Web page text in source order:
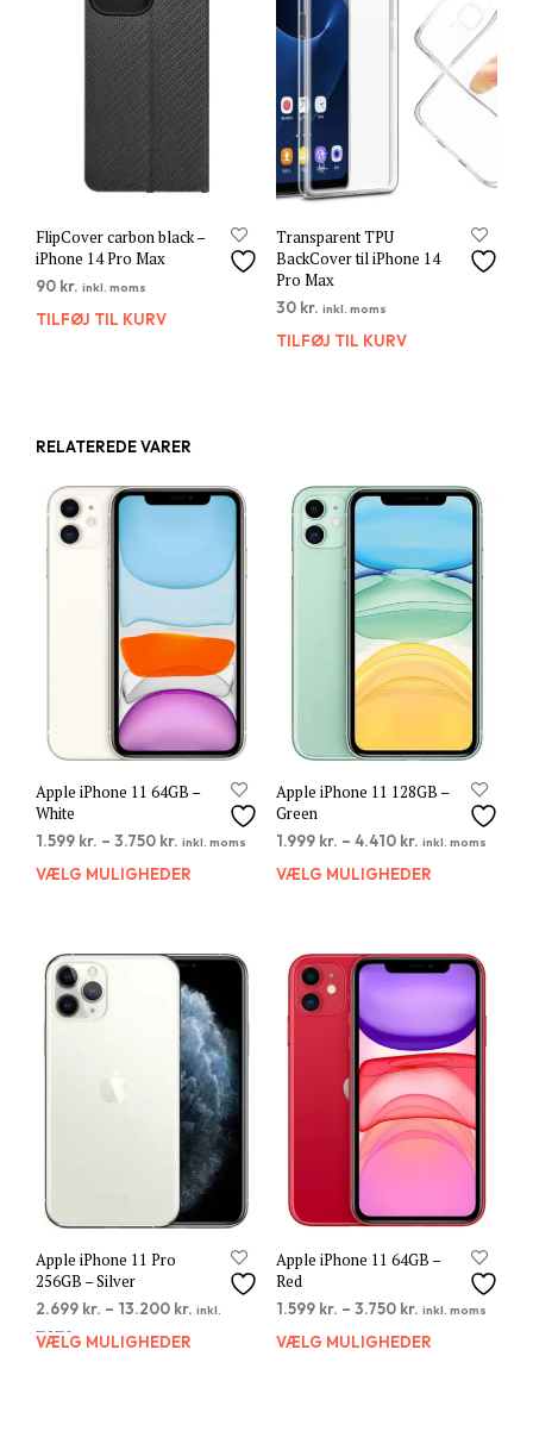
FlipCover carbon black –
iPhone 14 Pro Max
90 kr. inkl. moms
TILFØJ TIL KURV
Transparent TPU
BackCover til iPhone 14
Pro Max
30 kr. inkl. moms
TILFØJ TIL KURV
RELATEREDE VARER
Apple iPhone 11 64GB –
White
1.599 kr. – 3.750 kr. inkl. moms
VÆLG MULIGHEDER
Dette
varianter.
Mulighederne
vælges
Apple iPhone 11 128GB –
Green
1.999 kr. – 4.410 kr. inkl. moms
VÆLG MULIGHEDER
Apple iPhone 11 Pro
256GB – Silver
2.699 kr. – 13.200 kr. inkl.
moms
VÆLG MULIGHEDER
Dette
Apple iPhone 11 64GB –
Red
1.599 kr. – 3.750 kr. inkl. moms
VÆLG MULIGHEDER